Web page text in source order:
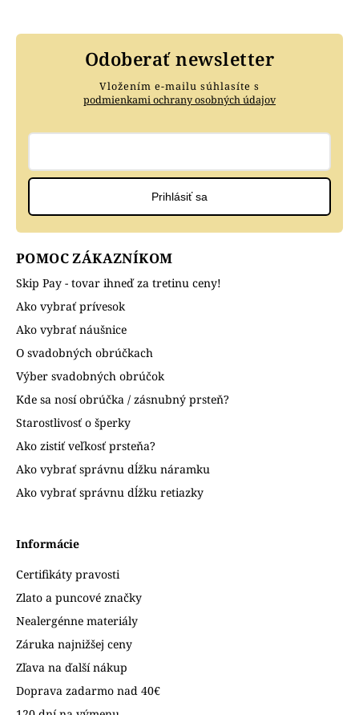
POMOC ZÁKAZNÍKOM
Skip Pay - tovar ihneď za tretinu ceny!
Ako vybrať prívesok
Ako vybrať náušnice
O svadobných obrúčkach
Výber svadobných obrúčok
Kde sa nosí obrúčka / zásnubný prsteň?
Starostlivosť o šperky
Ako zistiť veľkosť prsteňa?
Ako vybrať správnu dĺžku náramku
Ako vybrať správnu dĺžku retiazky
Informácie
Certifikáty pravosti
Zlato a puncové značky
Nealergénne materiály
Záruka najnižšej ceny
Zľava na ďalší nákup
Doprava zadarmo nad 40€
Odoberať newsletter
Vložením e-mailu súhlasíte s
podmienkami ochrany osobných údajov
Prihlásiť sa